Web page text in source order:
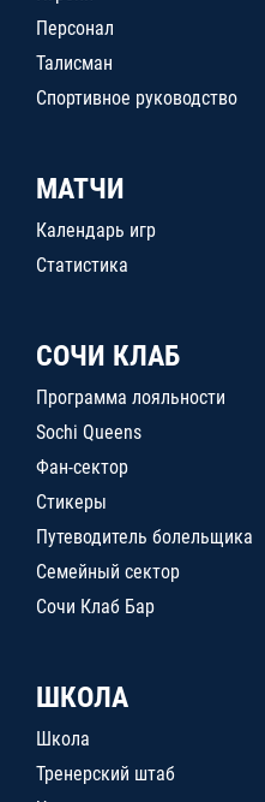
Персонал
Талисман
Спортивное руководство
МАТЧИ
Календарь игр
Статистика
СОЧИ КЛАБ
Программа лояльности
Sochi Queens
Фан-сектор
Стикеры
Путеводитель болельщика
Семейный сектор
Сочи Клаб Бар
ШКОЛА
Школа
Тренерский штаб